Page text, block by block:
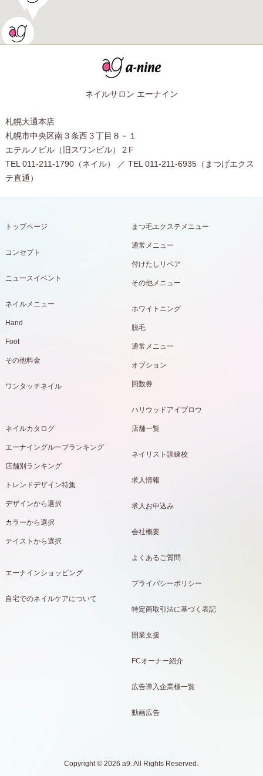
ネイルサロン エーナイン
札幌大通本店
札幌市中央区南３条西３丁目８－１
エテルノビル（旧スワンビル）２F
TEL 011-211-1790（ネイル） ／ TEL 011-211-6935（まつげエクス
テ直通）
トップページ
コンセプト
ニュースイベント
ネイルメニュー
Hand
Foot
その他料金
ワンタッチネイル
まつ毛エクステメニュー
通常メニュー
付けたしリペア
その他メニュー
ホワイトニング
脱毛
通常メニュー
オプション
回数券
ハリウッドアイブロウ
ネイルカタログ
エーナイングループランキング
店舗別ランキング
トレンドデザイン特集
デザインから選択
カラーから選択
テイストから選択
エーナインショッピング
自宅でのネイルケアについて
店舗一覧
ネイリスト訓練校
求人情報
求人お申込み
会社概要
よくあるご質問
プライバシーポリシー
特定商取引法に基づく表記
開業支援
FCオーナー紹介
広告導入企業様一覧
動画広告
Copyright © 2026 a9. All Rights Reserved.